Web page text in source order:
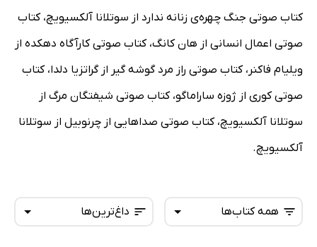
کتاب صوتی جنگ چهره‌ی زنانه ندارد از سوتلانا آلکسیویچ، کتاب
صوتی اعمال انسانی از هان کانگ، کتاب صوتی کارآگاه دهکده از
ویلیام فاکنر، کتاب صوتی راز مرد گوشه گیر از گراتزیا دلدا، کتاب
صوتی کوری از ژوزه ساراماگو، کتاب صوتی شیفتگان مرگ از
سوتلانا آلکسیویچ، کتاب صوتی صداهایی از چرنوبیل از سوتلانا
آلکسیویچ.
داغ‌ترین‌ها همه کتاب‌ها